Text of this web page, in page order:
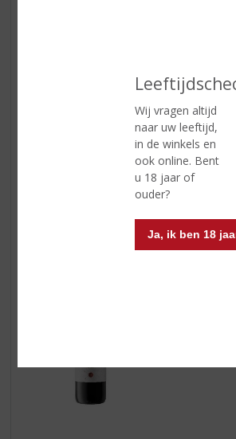
Wij vragen altijd
naar uw leeftijd,
in de winkels en
ook online. Bent
u 18 jaar of
ouder?
Ja, ik ben 18
Capa Tempranillo | Spanje
bramen, bosbessen en zwarte
hout en zoete specerijen met tonen
donker en vol rijp fruit, kruidig
een volle afdronk
lekker bij de meeste
gerechten. Maar ook bij gebraden